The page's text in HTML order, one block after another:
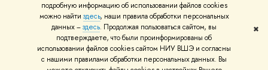
подробную информацию об использовании файлов cookies
можно найти здесь, наши правила обработки персональных
данных –здесь. Продолжая пользоваться сайтом, вы
подтверждаете, что были проинформированы об
использовании файлов cookies сайтом НИУ ВШЭ и согласны
с нашими правилами обработки персональных данных. Вы
✖
Работа в Вышке
© НИУ ВШЭ 1993–2026 Адреса и контакты Условия использования
материалов Политика конфиденциальности Карта сайта